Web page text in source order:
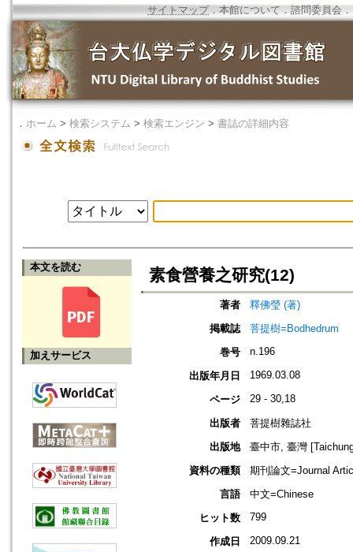
サイトマップ．本館について ． 諮問委員会 ．
． ホーム > 検索システム > 検索エンジン > 書誌の詳細内容
本文を読む
加えサービス
素食營養之研究(12)
著者
釋佛瑩 (著)
掲載誌
菩提樹=Bodhedrum
巻号
n.196
出版年月日 1969.03.08
ページ 29 - 30,18
出版者
菩提樹雜誌社
出版地
臺中市, 臺灣
資料の種類
期刊論文=Journal
言語
中文=Chinese
ヒット数
799
作成日 2009.09.21